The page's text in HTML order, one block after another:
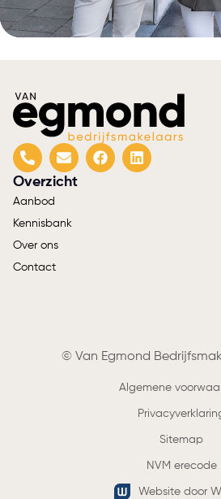
Overzicht
Aanbod
Kennisbank
Over ons
Contact
© Van Egmond
Algemene
Sitemap
NVM erecode
Website door